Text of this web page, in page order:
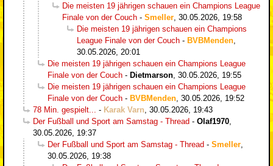
Die meisten 19 jährigen schauen ein Champions League
Finale von der Couch - Smeller, 30.05.2026, 19:58
Die meisten 19 jährigen schauen ein Champions
League Finale von der Couch - BVBMenden,
30.05.2026, 20:01
Die meisten 19 jährigen schauen ein Champions League
Finale von der Couch - Dietmarson, 30.05.2026, 19:55
Die meisten 19 jährigen schauen ein Champions League
Finale von der Couch - BVBMenden, 30.05.2026, 19:52
78 Min. gespielt... - Karak Varn, 30.05.2026, 19:43
Der Fußball und Sport am Samstag - Thread - Olaf1970,
30.05.2026, 19:37
Der Fußball und Sport am Samstag - Thread - Smeller,
30.05.2026, 19:38